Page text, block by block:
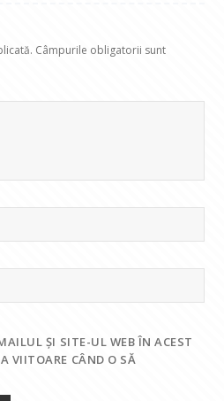
a
Câmpurile obligatorii sunt
ȘI SITE-UL WEB ÎN ACEST
VIITOARE CÂND O SĂ